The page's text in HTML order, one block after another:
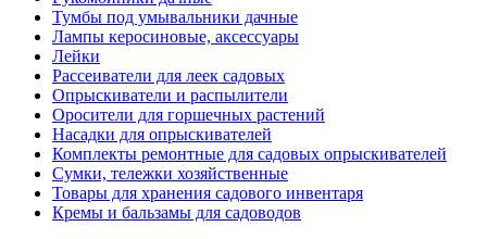
Тумбы под умывальники дачные
Лампы керосиновые, аксессуары
Лейки
Рассеиватели для леек садовых
Опрыскиватели и распылители
Оросители для горшечных растений
Насадки для опрыскивателей
Комплекты ремонтные для садовых опрыскивателей
Сумки, тележки хозяйственные
Товары для хранения садового инвентаря
Кремы и бальзамы для садоводов